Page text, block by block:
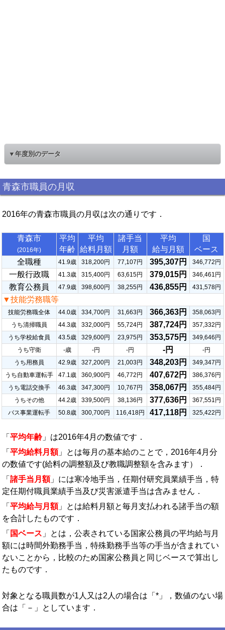
▼年度別のデータ
青森市職員の月収
2016年の青森市職員の月収は次の通りです．
青森市
(2016年)
平均
年齢
平均
給料月額
諸手当
月額
平均
給与月額
国
ベース
全職種
41.9歳 318,200円 77,107円 395,307円 346,772円
一般行政職 41.3歳 315,400円 63,615円 379,015円 346,461円
教育公務員 47.9歳 398,600円 38,255円 436,855円 431,578円
▼技能労務職等
技能労務職全体 44.0歳 334,700円 31,663円 366,363円
358,063円
うち清掃職員
44.3歳 332,000円 55,724円 387,724円
357,332円
うち学校給食員
43.5歳 329,600円 23,975円 353,575円
349,646円
うち守衛
-歳 -円 -円 -円
-円
うち用務員
42.9歳 327,200円 21,003円 348,203円
349,347円
うち自動車運転手
47.1歳 360,900円 46,772円 407,672円
386,376円
うち電話交換手
46.3歳 347,300円 10,767円 358,067円
355,484円
うちその他
44.2歳 339,500円 38,136円 377,636円
367,551円
バス事業運転手
50.8歳 300,700円 116,418円 417,118円 325,422円
「 平均年齢 」は2016年4月の数値です．
「 平均給料月額」とは毎月の基本給のことで，2016年4月分
の数値です(給料の調整額及び教職調整額を含みます）．
「 諸手当月額」には寒冷地手当，任期付研究員業績手当，特
定任期付職員業績手当及び災害派遣手当は含みません．
「 平均給与月額」とは給料月額と毎月支払われる諸手当の額
を合計したものです．
「 国ベース 」とは，公表されている国家公務員の平均給与月
額には時間外勤務手当，特殊勤務手当等の手当が含まれてい
ないことから，比較のため国家公務員と同じベースで算出し
たものです．
対象となる職員数が1人又は2人の場合は「*」，数値のない場
合は「－」としています．